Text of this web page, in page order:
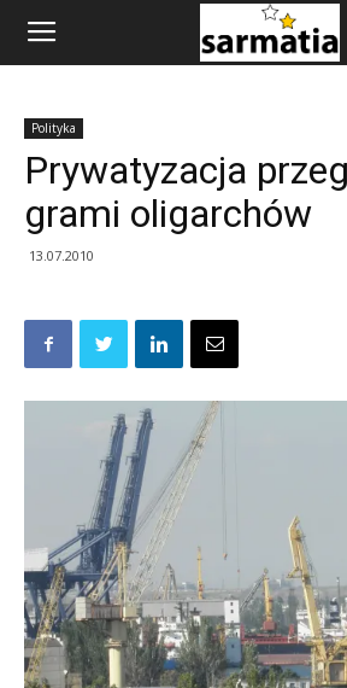
Polityka
Prywatyzacja
grami oligarchów
13.07.2010